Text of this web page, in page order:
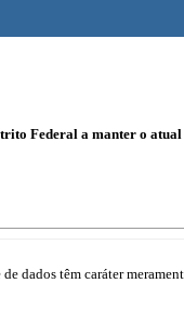
Federal a manter o
dados têm caráter